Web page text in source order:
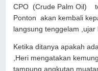
CPO (Crude Palm Oil)
Ponton akan kembali
langsung tenggelam
Ketika ditanya apakah
,Heri mengatakan
tampung angkutan